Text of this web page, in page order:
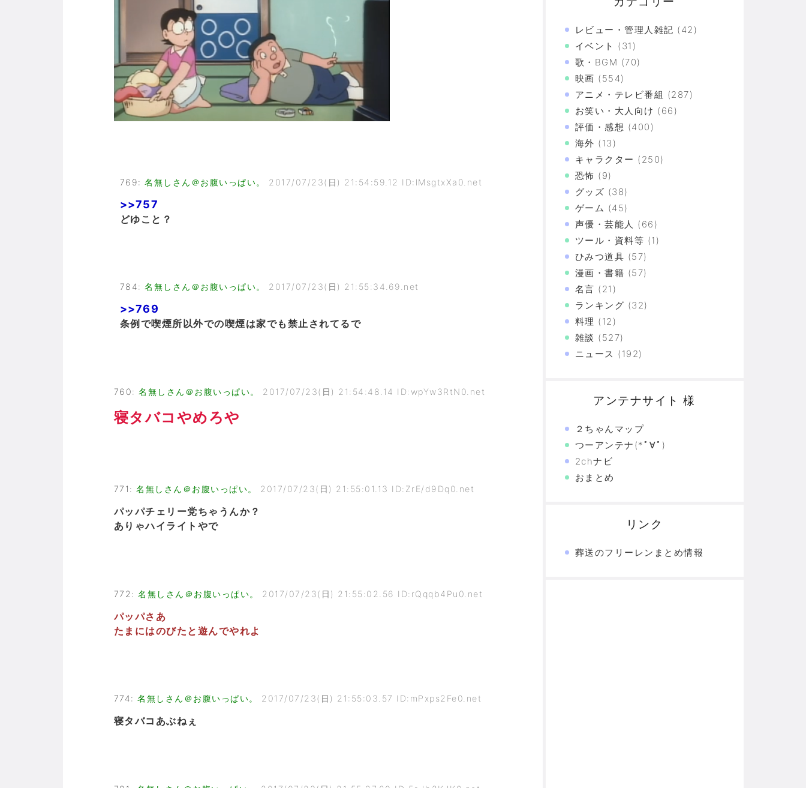
769: 名無しさん＠お腹いっぱい。 2017/07/23(日) 21:54:59.12 ID:lMsgtxXa0.net
>>757
どゆこと？
784: 名無しさん＠お腹いっぱい。 2017/07/23(日) 21:55:34.69.net
>>769
条例で喫煙所以外での喫煙は家でも禁止されてるで
760: 名無しさん＠お腹いっぱい。 2017/07/23(日) 21:54:48.14 ID:wpYw3RtN0.net
寝タバコやめろや
771 : 名無しさん＠お腹いっぱい。 2017/07/23(日) 21:55:01.13 ID:ZrE/d9Dq0.net
パッパチェリー党ちゃうんか？
ありゃハイライトやで
772 : 名無しさん＠お腹いっぱい。 2017/07/23(日) 21:55:02.56 ID:rQqqb4Pu0.net
パッパさあ
たまにはのびたと遊んでやれよ
774: 名無しさん＠お腹いっぱい。 2017/07/23(日) 21:55:03.57 ID:mPxps2Fe0.net
寝タバコあぶねぇ
レビュー・管理人雑記 (42)
イベント (31)
歌・BGM (70)
映画 (554)
アニメ・テレビ番組 (287)
お笑い・大人向け (66)
評価・感想 (400)
海外 (13)
キャラクター (250)
恐怖 (9)
グッズ (38)
ゲーム (45)
声優・芸能人 (66)
ツール・資料等 (1)
ひみつ道具 (57)
漫画・書籍 (57)
名言 (21)
ランキング (32)
料理 (12)
雑談 (527)
ニュース (192)
アンテナサイト 様
２ちゃんマップ
つーアンテナ(*ﾟ∀ﾟ)
2chナビ
おまとめ
リンク
葬送のフリーレンまとめ情報